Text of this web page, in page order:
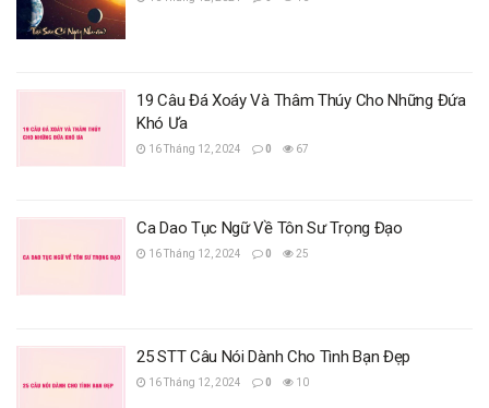
19 Câu Đá Xoáy Và Thâm Thúy Cho Những Đứa
Khó Ưa
16 Tháng 12, 2024 0 67
Ca Dao Tục Ngữ Về Tôn Sư Trọng Đạo
16 Tháng 12, 2024 0 25
25 STT Câu Nói Dành Cho Tình Bạn Đẹp
16 Tháng 12, 2024 0 10